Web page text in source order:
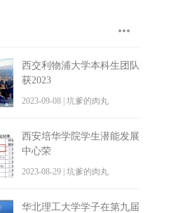
西交利物浦大学本科生团队
获2023
2023-09-08 | 坑爹的肉丸
西安培华学院学生潜能发展
中心荣
2023-08-29 | 坑爹的肉丸
华北理工大学学子在第九届